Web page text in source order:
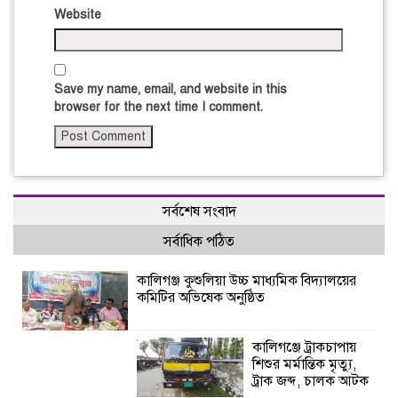
Website
Save my name, email, and website in this
browser for the next time I comment.
সর্বশেষ সংবাদ
সর্বাধিক পঠিত
কালিগঞ্জ কুশুলিয়া উচ্চ মাধ্যমিক বিদ্যালয়ের
কমিটির অভিষেক অনুষ্ঠিত
কালিগঞ্জে ট্রাকচাপায়
শিশুর মর্মান্তিক মৃত্যু,
ট্রাক জব্দ, চালক আটক